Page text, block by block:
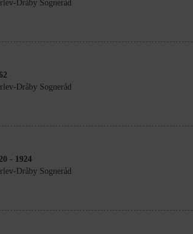
Dråby Sogneråd
Dråby Sogneråd
- 1924
Dråby Sogneråd